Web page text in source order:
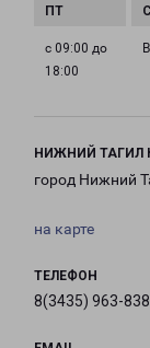
с 09:00 до
18:00
НИЖНИЙ ТАГИЛ
город Нижний
на карте
ТЕЛЕФОН
8(3435) 963-838